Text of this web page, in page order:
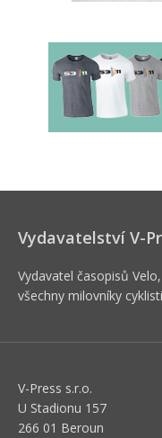
Vydavatelství V-
Vydavatel časopisů
všechny milovníky
V-Press s.r.o.
U Stadionu 157
266 01 Beroun